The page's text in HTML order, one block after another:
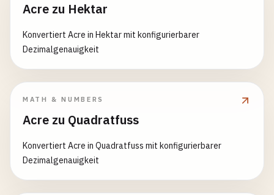
Acre zu Hektar
Konvertiert Acre in Hektar mit konfigurierbarer
Dezimalgenauigkeit
MATH & NUMBERS
Acre zu Quadratfuss
Konvertiert Acre in Quadratfuss mit konfigurierbarer
Dezimalgenauigkeit